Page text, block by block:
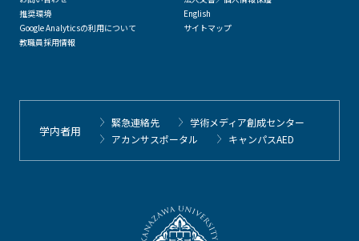
推奨環境
Google Analyticsの利用について
教職員採用情報
English
サイトマップ
学内者用
緊急連絡先
学術メディア創成センター
アカンサスポータル
キャンパスAED